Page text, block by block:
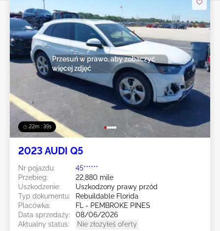
22m : 36s
Przesuń w prawo, aby zobaczyć
więcej zdjęć
2023 AUDI Q5
Nr pojazdu:
45******
Przebieg:
22,880 mile
Uszkodzenie:
Uszkodzony prawy przód
Typ dokumentu:
Rebuildable Florida
Placówka:
FL - PEMBROKE PINES
Data sprzedaży:
08/06/2026
Aktualny status:
Nie złożyłeś oferty